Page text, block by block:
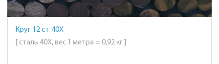
Круг 12 ст. 40Х
[ сталь 40Х, вес 1 метра = 0,92 кг ]